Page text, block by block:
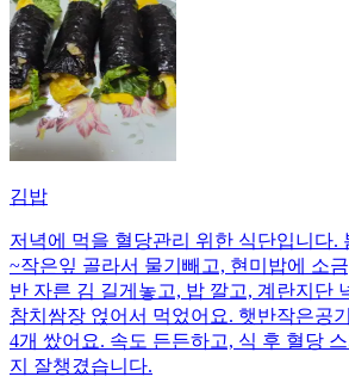
김밥
저녁에 먹을 혈당관리 위한 식단입니다.
~작은잎 골라서 물기빼고, 현미밥에 소
반 자른 김 길게놓고, 밥 깔고, 계란지단
참치쌈장 얹어서 먹었어요. 햇반작은공
4개 쌌어요. 속도 든든하고, 식 후 혈당
지 잘챙겼습니다.